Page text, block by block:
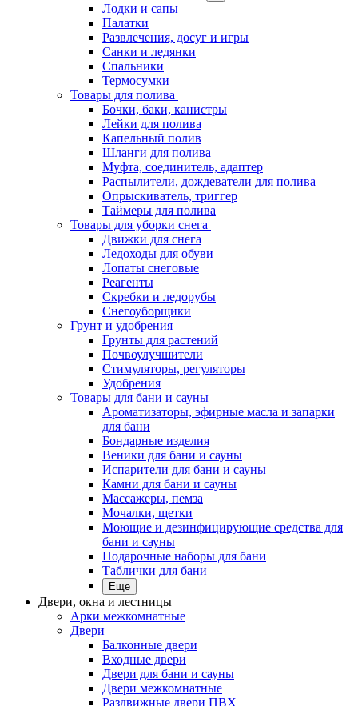
Лодки и сапы
Палатки
Развлечения, досуг и игры
Санки и ледянки
Спальники
Термосумки
Товары для полива
Бочки, баки, канистры
Лейки для полива
Капельный полив
Шланги для полива
Муфта, соединитель, адаптер
Распылители, дождеватели для полива
Опрыскиватель, триггер
Таймеры для полива
Товары для уборки снега
Движки для снега
Ледоходы для обуви
Лопаты снеговые
Реагенты
Скребки и ледорубы
Снегоуборщики
Грунт и удобрения
Грунты для растений
Почвоулучшители
Стимуляторы, регуляторы
Удобрения
Товары для бани и сауны
Ароматизаторы, эфирные масла и запарки
для бани
Бондарные изделия
Веники для бани и сауны
Испарители для бани и сауны
Камни для бани и сауны
Массажеры, пемза
Мочалки, щетки
Моющие и дезинфицирующие средства для
бани и сауны
Подарочные наборы для бани
Таблички для бани
Еще
Двери, окна и лестницы
Арки межкомнатные
Двери
Балконные двери
Входные двери
Двери для бани и сауны
Двери межкомнатные
Раздвижные двери ПВХ